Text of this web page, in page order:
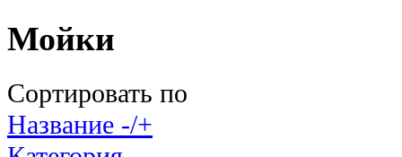
Мойки
Сортировать по
Название -/+